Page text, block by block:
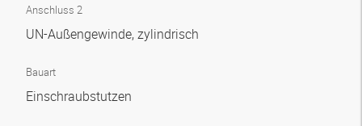
Anschluss 2
UN-Außengewinde, zylindrisch
Bauart
Einschraubstutzen